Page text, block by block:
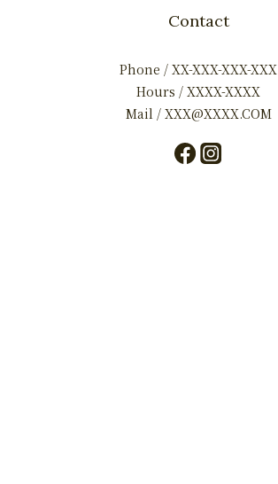
Contact
Phone / XX-XXX-XXX-XXX
Hours / XXXX-XXXX
Mail / XXX@XXXX.COM